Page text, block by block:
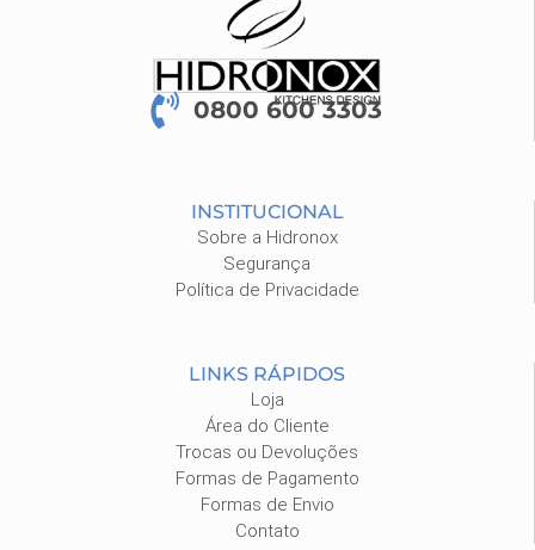
0800 600 3303
INSTITUCIONAL
Sobre a Hidronox
Segurança
Política de Privacidade
LINKS RÁPIDOS
Loja
Área do Cliente
Trocas ou Devoluções
Formas de Pagamento
Formas de Envio
Contato